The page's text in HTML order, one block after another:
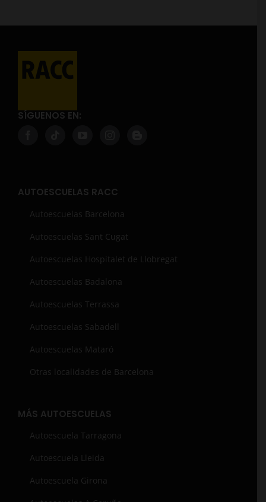
SÍGUENOS EN:
AUTOESCUELAS RACC
Autoescuelas Barcelona
Autoescuelas Sant Cugat
Autoescuelas Hospitalet de Llobregat
Autoescuelas Badalona
Autoescuelas Terrassa
Autoescuelas Sabadell
Autoescuelas Mataró
Otras localidades de Barcelona
MÁS AUTOESCUELAS
Autoescuela Tarragona
Autoescuela Lleida
Autoescuela Girona